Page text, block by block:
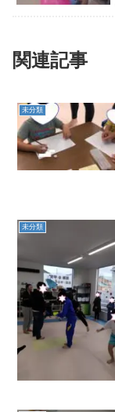
関連記事
未分類
未分類